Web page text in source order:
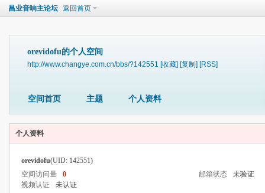
昌业音响主论坛 返回首页
orevidofu的个人空间
http://www.changye.com.cn/bbs/?142551 [收藏] [复制] [RSS]
空间首页 主题 个人资料
个人资料
orevidofu(UID: 142551)
空间访问量
0 邮箱状态
未验证
视频认证
未认证